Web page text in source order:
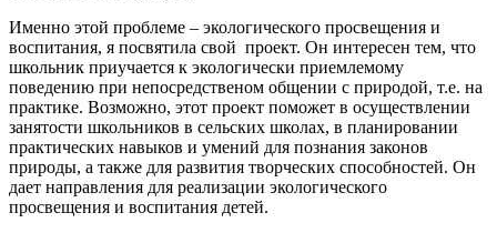
Именно этой проблеме – экологического просвещения и
воспитания, я посвятила свой проект. Он интересен тем, что
школьник приучается к экологически приемлемому
поведению при непосредственом общении с природой, т.е. на
практике. Возможно, этот проект поможет в осуществлении
занятости школьников в сельских школах, в планировании
практических навыков и умений для познания законов
природы, а также для развития творческих способностей. Он
дает направления для реализации экологического
просвещения и воспитания детей.